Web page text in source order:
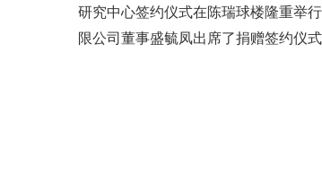
研究中心签约仪式在陈瑞球楼隆重举
限公司董事盛毓凤出席了捐赠签约仪